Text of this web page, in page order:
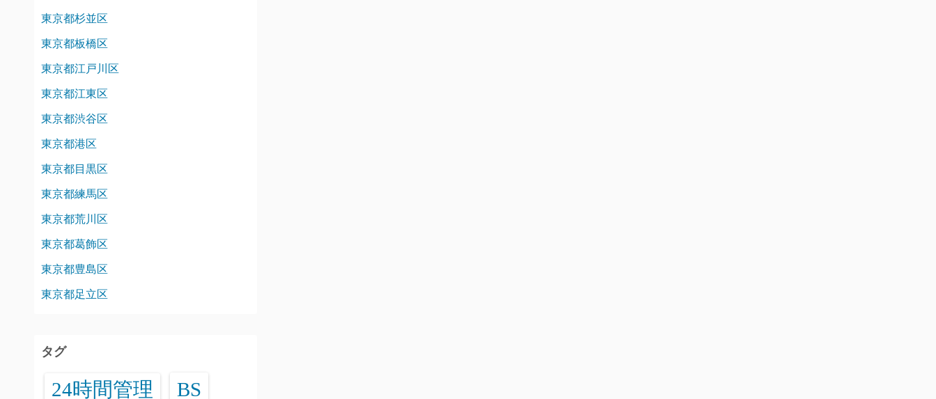
東京都杉並区
東京都板橋区
東京都江戸川区
東京都江東区
東京都渋谷区
東京都港区
東京都目黒区
東京都練馬区
東京都荒川区
東京都葛飾区
東京都豊島区
東京都足立区
タグ
24時間管理 BS